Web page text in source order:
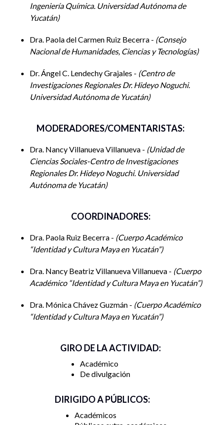
conjunto, estas investigaciones tratan de correlacionar los
recursos bioculturales de Yucatán, los saberes ancestrales
recursos y los importantes insumos que aporta para una
alimentación sana y nutritiva, los retos actuales que enfrenta
este modo de subsistencia ante el cambio climático, la
voraz expansión de formas de producción y consumo
industrial-capitalista y el extractivismo de bienes y saberes
Área temática:Alimentación y nutrición de los pueblos
originarios
adaptación al cambio climático.- Dra. Mónica Chávez
Guzmán. Unidad de Ciencias Sociales-Centro de
Universidad Autónoma de Yucatán.
Situación actual de la producción para el autoabasto
Centro de Investigación Científica de Yucatán.
la alimentación funcional. -Dr. Jonatan Jafet Uuh
Narvaez. Facultad de Ingeniería Química. Universidad
Autónoma de Yucatán.
Ingeniería Química. Universidad Autónoma de
Yucatán
Dra. Paola del Carmen Ruiz Becerra - Consejo
Nacional de Humanidades, Ciencias y Tecnologías
Dr. Ángel C. Lendechy Grajales - Centro de
Investigaciones Regionales Dr. Hideyo Noguchi.
Universidad Autónoma de Yucatán
MODERADORES/COMENTARISTAS:
Dra. Nancy Villanueva Villanueva - Unidad de
Ciencias Sociales-Centro de Investigaciones
Regionales Dr. Hideyo Noguchi. Universidad
Autónoma de Yucatán
COORDINADORES:
Dra. Paola Ruiz Becerra - Cuerpo Académico
“Identidad y Cultura Maya en Yucatán”
Dra. Nancy Beatriz Villanueva Villanueva - Cuerpo
Académico “Identidad y Cultura Maya en Yucatán”
Dra. Mónica Chávez Guzmán - Cuerpo Académico
“Identidad y Cultura Maya en Yucatán”
GIRO DE LA ACTIVIDAD:
Académico
De divulgación
DIRIGIDO A PÚBLICOS:
Académicos